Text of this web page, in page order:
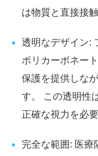
は物質と直接接
透明なデザイン:
ポリカーボネー
保護を提供しな
す。 この透明性
正確な視力を必
完全な範囲: 医療